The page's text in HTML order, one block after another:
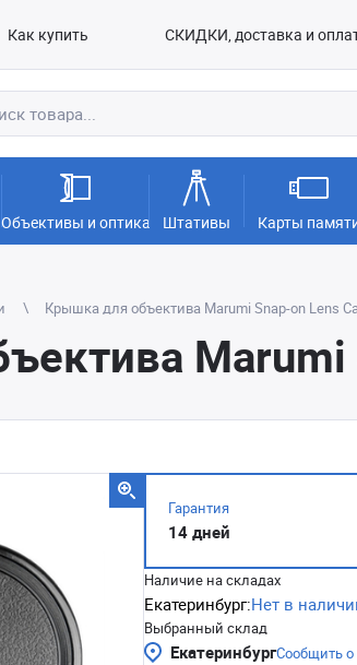
Как купить СКИДКИ, доставка и
Объективы и оптика Штативы Карты
Крышка для объектива Marumi Snap-on Lens
Marumi
Гарантия
14 дней
Наличие на складах
Екатеринбург:Нет в
Выбранный склад
ЕкатеринбургСообщить о